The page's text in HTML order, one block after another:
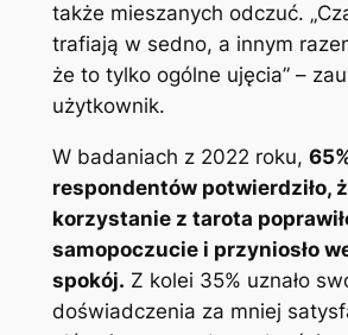
także mieszanych odczuć.
trafiają w sedno, a innym
że to tylko ogólne ujęcia” –
użytkownik.
W badaniach z 2022 roku,
respondentów potwierdziło,
korzystanie z tarota
samopoczucie i przyniosło
spokój. Z kolei 35% uznało
doświadczenia za mniej